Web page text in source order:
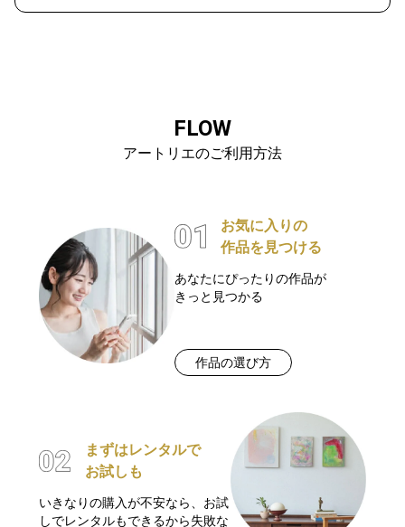
FLOW
アートリエのご利用方法
お気に入りの
作品を見つける
あなたにぴったりの作品が
きっと見つかる
作品の選び方
まずはレンタルで
お試しも
いきなりの購入が不安なら、お試
しでレンタルもできるから失敗な